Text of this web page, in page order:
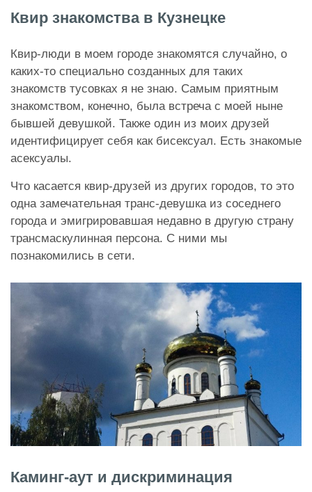
Квир знакомства в Кузнецке
Квир-люди в моем городе знакомятся случайно, о
каких-то специально созданных для таких
знакомств тусовках я не знаю. Самым приятным
знакомством, конечно, была встреча с моей ныне
бывшей девушкой. Также один из моих друзей
идентифицирует себя как бисексуал. Есть знакомые
асексуалы.
Что касается квир-друзей из других городов, то это
одна замечательная транс-девушка из соседнего
города и эмигрировавшая недавно в другую страну
трансмаскулинная персона. С ними мы
познакомились в сети.
Каминг-аут и дискриминация